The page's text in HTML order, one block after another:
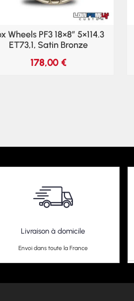
Wheels PF3 18×8″ 5×114.3
ET73,1, Satin Bronze
178,00 €
Livraison à domicile
Envoi dans toute la France